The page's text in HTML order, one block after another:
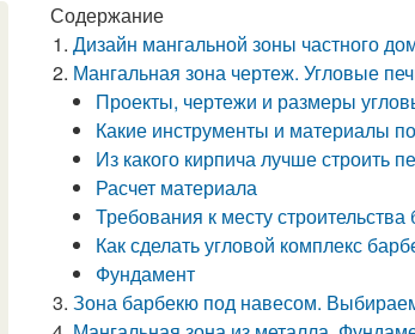
Содержание
Дизайн мангальной зоны частного
Мангальная зона чертеж. Угловые
Проекты, чертежи и размеры
Какие инструменты и материалы
Из какого кирпича лучше строить
Расчет материала
Требования к месту
Как сделать угловой комплекс
Фундамент
Зона барбекю под навесом.